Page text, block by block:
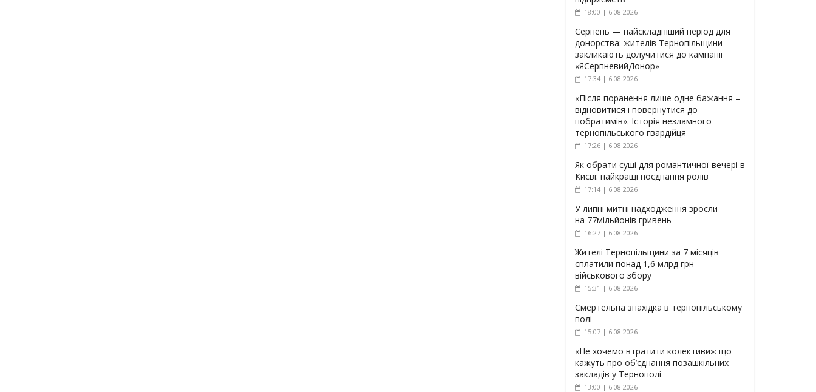
18:00 | 6.08.2026
Серпень — найскладніший період для
донорства: жителів Тернопільщини
закликають долучитися до кампанії
«ЯСерпневийДонор»
17:34 | 6.08.2026
«Після поранення лише одне бажання –
відновитися і повернутися до
побратимів». Історія незламного
тернопільського гвардійця
17:26 | 6.08.2026
Як обрати суші для романтичної вечері в
Києві: найкращі поєднання ролів
17:14 | 6.08.2026
У липні митні надходження зросли
на 77мільйонів гривень
16:27 | 6.08.2026
Жителі Тернопільщини за 7 місяців
сплатили понад 1,6 млрд грн
військового збору
15:31 | 6.08.2026
Смертельна знахідка в тернопільському
полі
15:07 | 6.08.2026
«Не хочемо втратити колективи»: що
кажуть про об’єднання позашкільних
закладів у Тернополі
13:00 | 6.08.2026